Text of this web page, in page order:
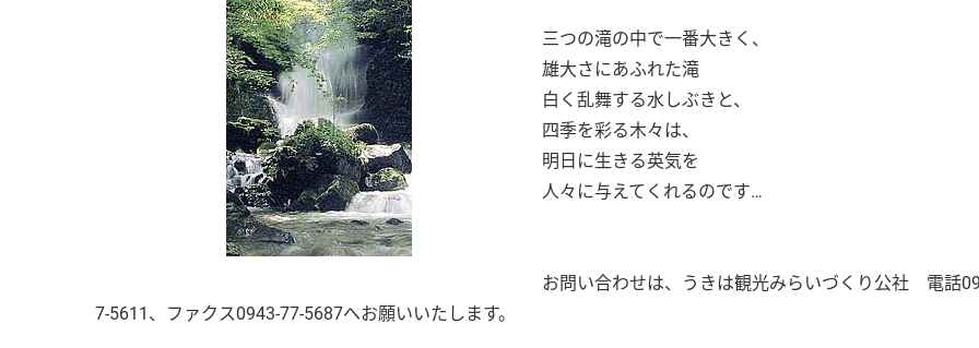
三つの滝の中で一番大きく、
雄大さにあふれた滝
白く乱舞する水しぶきと、
四季を彩る木々は、
明日に生きる英気を
人々に与えてくれるのです…
お問い合わせは、うきは観光みらいづくり公社 電話
7-5611、ファクス0943-77-5687へお願いいたします。